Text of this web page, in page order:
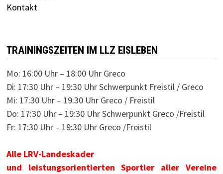
Kontakt
TRAININGSZEITEN IM LLZ EISLEBEN
Mo: 16:00 Uhr – 18:00 Uhr Greco
Di: 17:30 Uhr – 19:30 Uhr Schwerpunkt Freistil / Greco
Mi: 17:30 Uhr – 19:30 Uhr Greco / Freistil
Do: 17:30 Uhr – 19:30 Uhr Schwerpunkt Greco /Freistil
Fr: 17:30 Uhr – 19:30 Uhr Greco /Freistil
Alle LRV-Landeskader
und leistungsorientierten Sportler aller Vereine